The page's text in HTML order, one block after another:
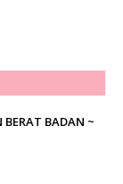
BADAN ~